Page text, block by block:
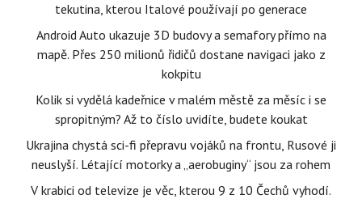
tekutina, kterou Italové používají po generace
Android Auto ukazuje 3D budovy a semafory přímo na
mapě. Přes 250 milionů řidičů dostane navigaci jako z
kokpitu
Kolik si vydělá kadeřnice v malém městě za měsíc i se
spropitným? Až to číslo uvidíte, budete koukat
Ukrajina chystá sci-fi přepravu vojáků na frontu, Rusové ji
neuslyší. Létající motorky a „aerobuginy“ jsou za rohem
V krabici od televize je věc, kterou 9 z 10 Čechů vyhodí.